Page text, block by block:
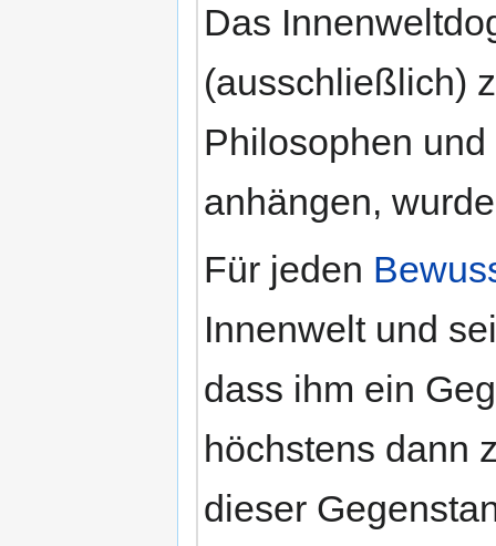
Das
(ausschließlich)
Philosophen
anhängen,
Für jeden
Innenwelt und
dass ihm ein
höchstens dann
dieser